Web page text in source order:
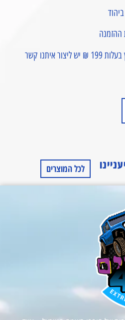
ההזמנה
איתנו קשר
לכל המוצרים